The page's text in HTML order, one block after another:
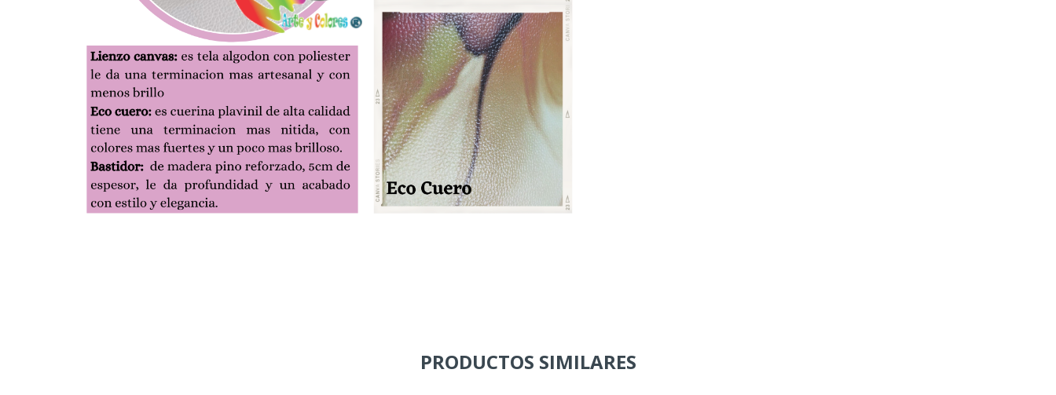
PRODUCTOS SIMILARES